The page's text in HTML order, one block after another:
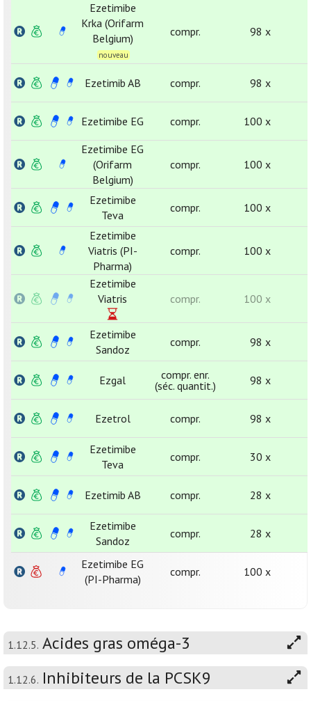
Ezetimibe
Krka (Orifarm
Belgium)
nouveau
compr. 98 x
Ezetimib AB compr. 98 x
Ezetimibe EG compr.
100 x
Ezetimibe EG
(Orifarm
Belgium)
compr. 100 x
Ezetimibe
Teva
compr.
100 x
Ezetimibe
Viatris (PI-
Pharma)
compr. 100 x
Ezetimibe
Viatris
compr. 100 x
Ezetimibe
Sandoz
compr. 98 x
Ezgal
compr. enr.
(séc. quantit.)
98 x
Ezetrol compr. 98 x
Ezetimibe
Teva
compr. 30 x
Ezetimib AB compr. 28 x
Ezetimibe
Sandoz
compr. 28 x
Ezetimibe EG
(PI-Pharma)
compr. 100 x
1.12.5. Acides gras oméga-3
1.12.6. Inhibiteurs de la PCSK9